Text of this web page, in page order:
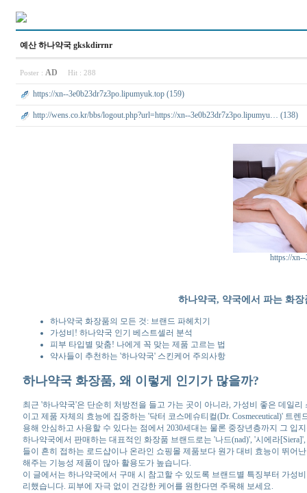
예산 하나약국 gkskdirrnr
Poster : AD Hit : 288
https://xn--3e0b23dr7z3po.lipumyuk.top (159)
http://wens.co.kr/bbs/logout.php?url=https://xn--3e0b23dr7z3po.lipumyu… (138)
https://
하나약국, 약국에서 파는 화
하나약국 화장품의 모든 것: 브랜드 파헤치기
가성비! 하나약국 인기 베스트셀러 분석
피부 타입별 맞춤! 나에게 꼭 맞는 제품 고르는 법
약사들이 추천하는 '하나약국' 스킨케어 주의사항
하나약국 화장품, 왜 이렇게 인기가 많을까?
최근 '하나약국'은 단순히 처방전을 들고 가는 곳이 아니라, 가성비 좋은 데일
이고 제품 자체의 효능에 집중하는 '닥터 코스메슈티컬(Dr. Cosmeceutical)' 트
용해 안심하고 사용할 수 있다는 점에서 2030세대는 물론 중장년층까지 그 입
하나약국에서 판매하는 대표적인 화장품 브랜드로는 '나드(nad)', '시에라
들이 흔히 접하는 로드샵이나 온라인 쇼핑몰 제품보다 원가 대비 효능이 뛰어
해주는 기능성 제품이 많아 활용도가 높습니다.
이 글에서는 하나약국에서 구매 시 참고할 수 있도록 브랜드별 특징부터 가성
리했습니다. 피부에 자극 없이 건강한 케어를 원한다면 주목해 보세요.